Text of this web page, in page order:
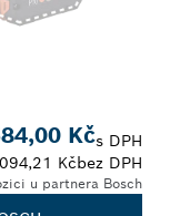
Kčs DPH
Kčbez DPH
u partnera Bosch